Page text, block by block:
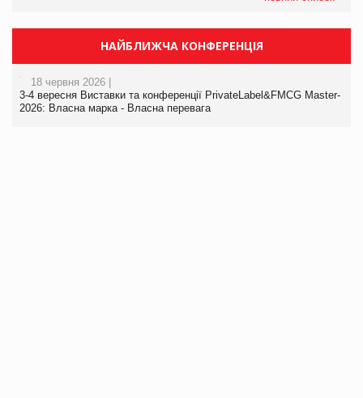
НАЙБЛИЖЧА КОНФЕРЕНЦІЯ
18 червня 2026 |
3-4 вересня Виставки та конференції PrivateLabel&FMCG Master-
2026: Власна марка - Власна перевага